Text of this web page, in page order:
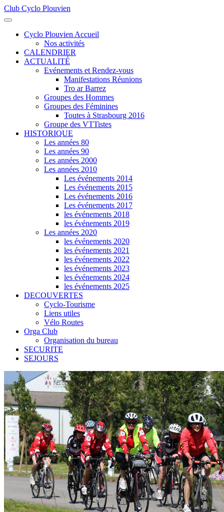
Club Cyclo Plouvien
Cyclo Plouvien Accueil
Nos activités
CALENDRIER
ACTUALITÉ
Evénements et Rendez-vous
Manifestations Réunions
Tro ar Barrez
Groupes des Hommes
Groupes des Féminines
Toutes à Strasbourg 2016
Groupe des VTTistes
HISTORIQUE
Les années 80
Les années 90
Les années 2000
Les années 2010
Les événements 2014
Les événements 2015
Les événements 2016
Les événements 2017
les événements 2018
les événements 2019
Les années 2020
les événements 2020
les événements 2021
les événements 2022
les événements 2023
les événements 2024
les événements 2025
DECOUVERTES
Cyclo-Tourisme
Liens utiles
Vélo Routes
Orga Club
Organisation du bureau
SECURITE
SEJOURS
précédente
précédent
suivante
suivant